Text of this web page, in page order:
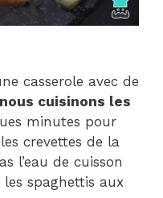
casserole avec de
nous cuisinons les
minutes pour
crevettes de la
l’eau de cuisson
spaghettis aux